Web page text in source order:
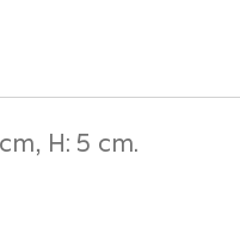
H: 5 cm.